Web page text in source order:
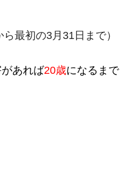
最初の3月31日まで）
あれば20歳になるまで